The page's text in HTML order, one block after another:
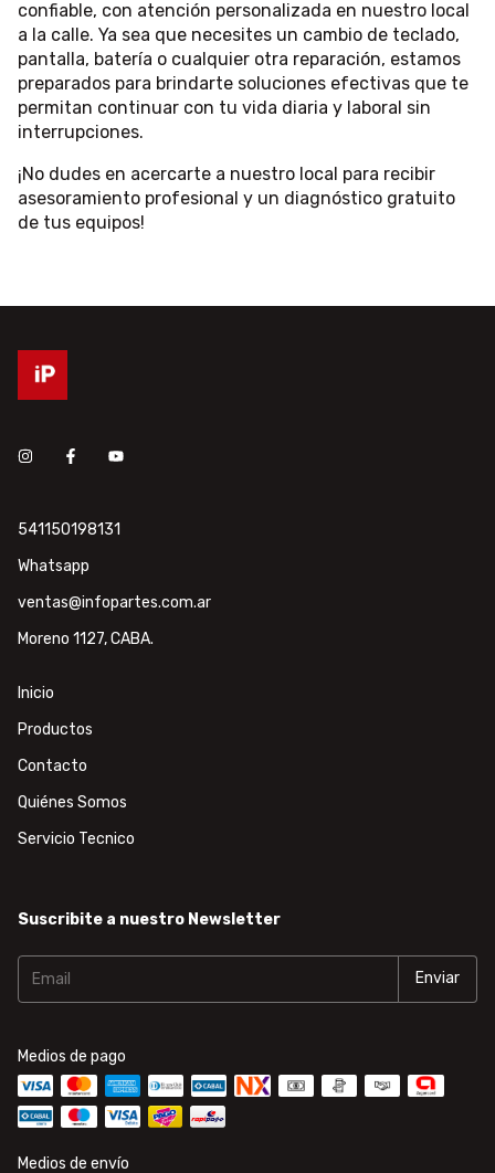
confiable, con atención personalizada en nuestro local
a la calle. Ya sea que necesites un cambio de teclado,
pantalla, batería o cualquier otra reparación, estamos
preparados para brindarte soluciones efectivas que te
permitan continuar con tu vida diaria y laboral sin
interrupciones.
¡No dudes en acercarte a nuestro local para recibir
asesoramiento profesional y un diagnóstico gratuito
de tus equipos!
541150198131
Whatsapp
ventas@infopartes.com.ar
Moreno 1127, CABA.
Inicio
Productos
Contacto
Quiénes Somos
Servicio Tecnico
Suscribite a nuestro Newsletter
Medios de pago
Medios de envío